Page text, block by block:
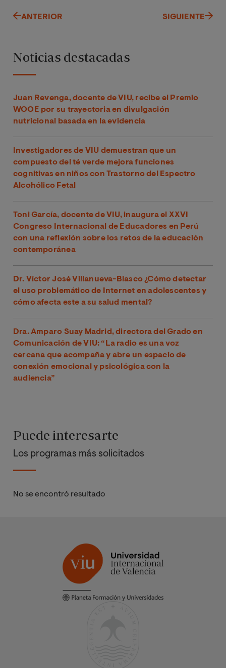
ANTERIOR SIGUIENTE
Noticias destacadas
Juan Revenga, docente de VIU, recibe el Premio
WOOE por su trayectoria en divulgación
nutricional basada en la evidencia
Investigadores de VIU demuestran que un
compuesto del té verde mejora funciones
cognitivas en niños con Trastorno del Espectro
Alcohólico Fetal
Toni García, docente de VIU, inaugura el XXVI
Congreso Internacional de Educadores en Perú
con una reflexión sobre los retos de la educación
contemporánea
Dr. Víctor José Villanueva-Blasco ¿Cómo detectar
el uso problemático de Internet en adolescentes y
cómo afecta este a su salud mental?
Dra. Amparo Suay Madrid, directora del Grado en
Comunicación de VIU: “La radio es una voz
cercana que acompaña y abre un espacio de
conexión emocional y psicológica con la
audiencia”
Puede interesarte
Los programas más solicitados
No se encontró resultado